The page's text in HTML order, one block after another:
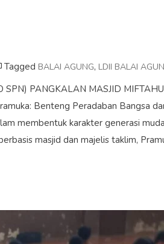
Tagged BALAI AGUNG, LDII BALAI
SPN) PANGKALAN MASJID
Benteng Peradaban Bangsa
membentuk karakter generasi
masjid dan majelis taklim,